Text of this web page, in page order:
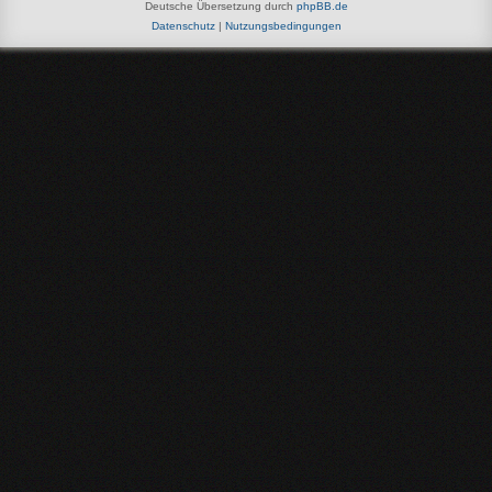
Deutsche Übersetzung durch phpBB.de
Datenschutz| Nutzungsbedingungen